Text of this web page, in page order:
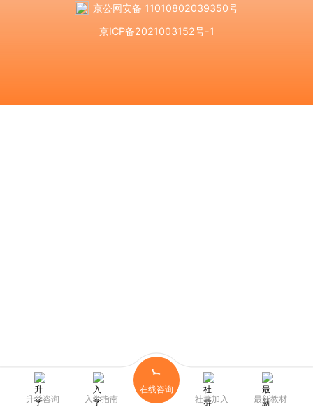
京公网安备 11010802039350号
京ICP备2021003152号-1
升学咨询 入学指南
在线咨询
社群加入
最新教材